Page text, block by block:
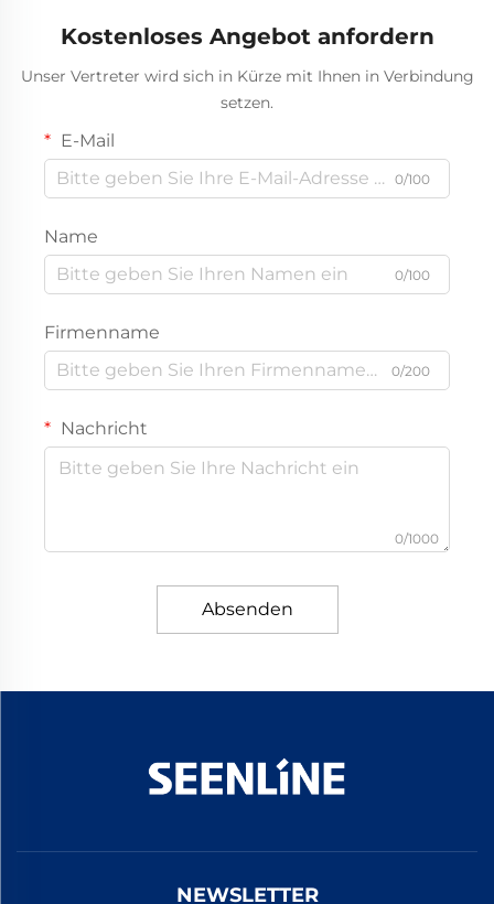
Kostenloses Angebot anfordern
Unser Vertreter wird sich in Kürze mit Ihnen in Verbindung
setzen.
E-Mail
0/100
Name
0/100
Firmenname
0/200
Nachricht
0/1000
Absenden
NEWSLETTER